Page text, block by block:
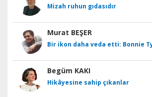
Mizah ruhun gıdasıdır
Murat BEŞER
Bir ikon daha veda etti: Bonnie
Begüm KAKI
Hikâyesine sahip çıkanlar